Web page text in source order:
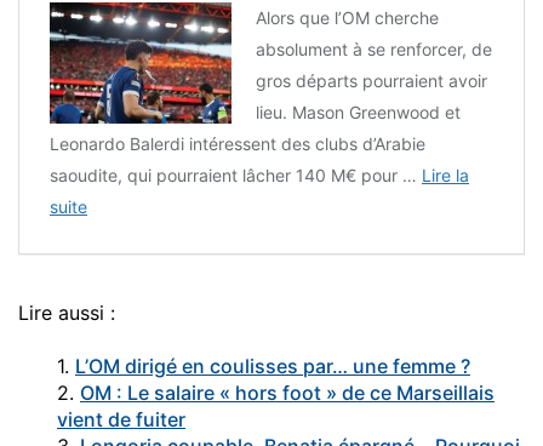
Alors que l’OM cherche
absolument à se renforcer, de
gros départs pourraient avoir
lieu. Mason Greenwood et
Leonardo Balerdi intéressent des clubs d’Arabie
saoudite, qui pourraient lâcher 140 M€ pour … Lire la
suite
Lire aussi :
1. L’OM dirigé en coulisses par… une femme ?
2. OM : Le salaire « hors foot » de ce Marseillais
vient de fuiter